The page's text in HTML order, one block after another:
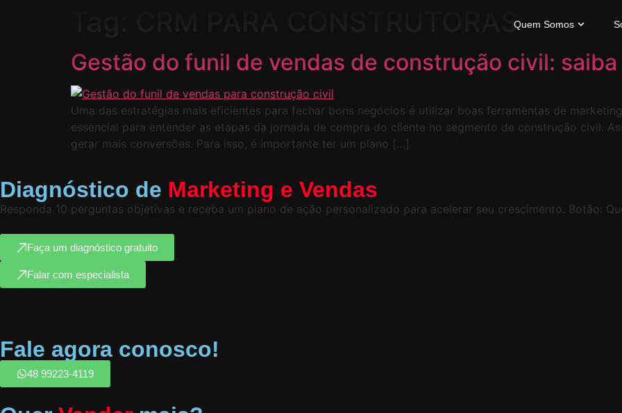
Quem Somos
CRM PARA CONSTRUTORAS
Gestão do funil de vendas de construção civil:
Uma das estratégias mais eficientes para fechar bons negócios é utilizar boas ferramentas de
essencial para entender as etapas da jornada de compra do cliente no segmento de construção civil.
gerar mais conversões. Para isso, é importante ter um plano […]
Diagnóstico de Marketing e Vendas
Responda 10 perguntas objetivas e receba um plano de ação personalizado para acelerar seu crescimento. Botão:
Faça um diagnóstico gratuito
Falar com especialista
Fale agora conosco!
48 99223-4119